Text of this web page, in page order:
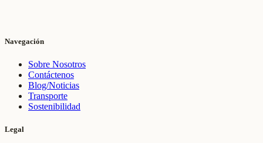
Navegación
Sobre Nosotros
Contáctenos
Blog/Noticias
Transporte
Sostenibilidad
Legal